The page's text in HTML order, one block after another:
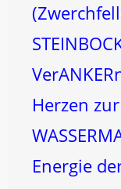
Herzen
Energie